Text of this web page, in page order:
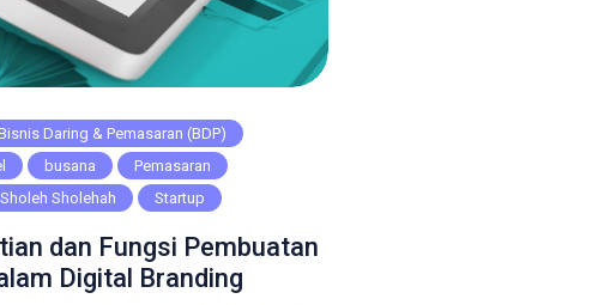
Bisnis Daring & Pemasaran (BDP)
busana
Pemasaran
Sholehah
Startup
dan Fungsi Pembuatan
Digital Branding